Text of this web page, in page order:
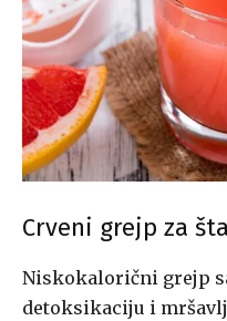
Crveni grejp za
Niskokalorični grejp
detoksikaciju i